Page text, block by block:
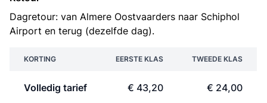
Dagretour: van Almere Oostvaarders naar Schiphol
Airport en terug (dezelfde dag).
KORTING EERSTE KLAS TWEEDE KLAS
Volledig tarief € 43,20 € 24,00